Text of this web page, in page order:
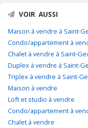
VOIR AUSSI
Maison à vendre à Saint-
Condo/appartement à
Chalet à vendre à Saint-
Duplex à vendre à Saint-
Triplex à vendre à Saint-
Maison à vendre
Loft et studio à vendre
Condo/appartement à
Chalet à vendre